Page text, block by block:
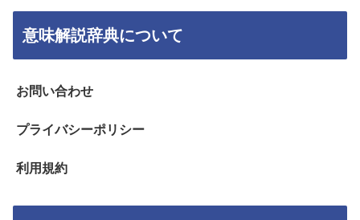
意味解説辞典について
お問い合わせ
プライバシーポリシー
利用規約